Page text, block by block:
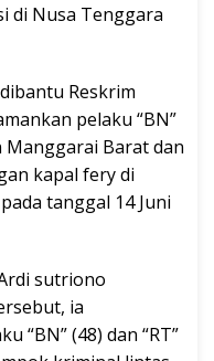
di Nusa Tenggara
Reskrim
pelaku “BN”
Manggarai Barat dan
kapal fery di
tanggal 14 Juni
sutriono
ia
“BN” (48) dan “RT”